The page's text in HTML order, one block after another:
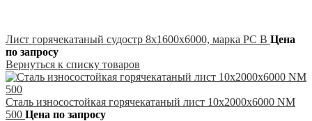
Лист горячекатаный судостр 8х1600х6000, марка РС B Цена
по запросу
Вернуться к списку товаров
Сталь износостойкая горячекатаный лист 10х2000х6000 NM
500 Цена по запросу